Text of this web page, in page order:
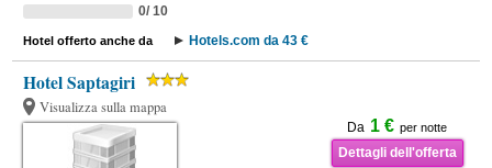
0/ 10
Hotel offerto anche da Hotels.com da 43 €
Hotel Saptagiri
Visualizza sulla mappa
Da 1 € per notte
Dettagli dell'offerta